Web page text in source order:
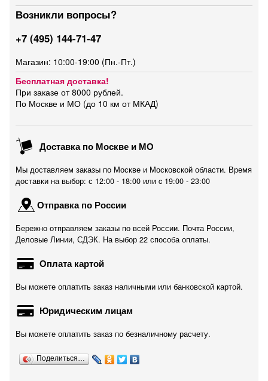
Возникли вопросы?
+7 (495) 144-71-47
Магазин: 10:00-19:00 (Пн.-Пт.)
Бесплатная доставка!
При заказе от 8000 рублей.
По Москве и МО (до 10 км от МКАД)
Доставка по Москве и МО
Мы доставляем заказы по Москве и Московской области. Время
доставки на выбор: с 12:00 - 18:00 или c 19:00 - 23:00
Отправка по России
Бережно отправляем заказы по всей России. Почта России,
Деловые Линии, СДЭК. На выбор 22 способа оплаты.
Оплата картой
Вы можете оплатить заказ наличными или банковской картой.
Юридическим лицам
Вы можете оплатить заказ по безналичному расчету.
Поделиться…